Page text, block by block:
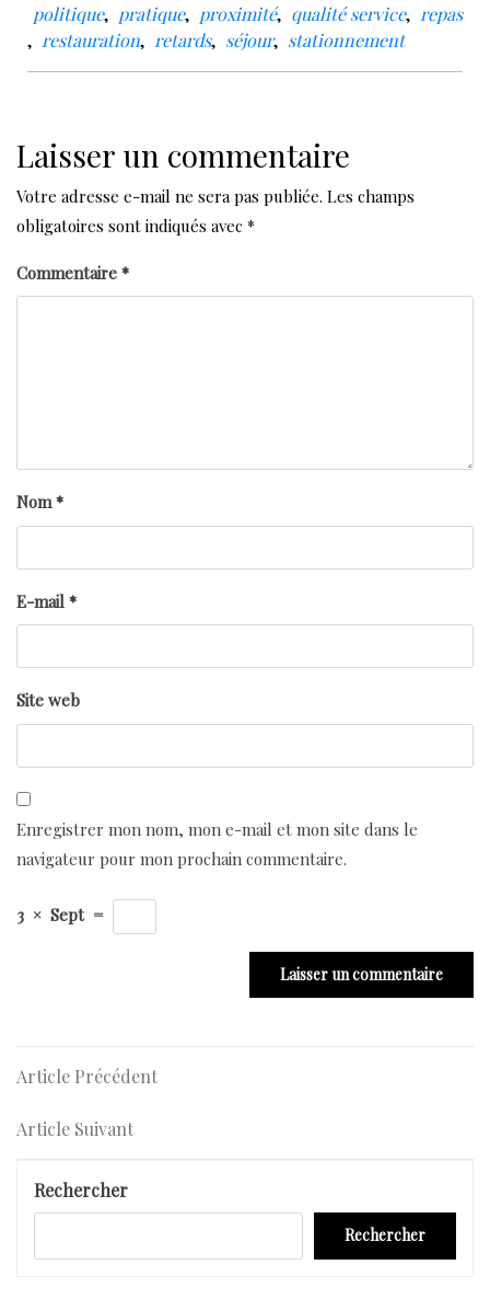
politique, pratique, proximité, qualité service, repas
, restauration, retards, séjour, stationnement
Laisser un commentaire
Votre adresse e-mail ne sera pas publiée. Les champs
obligatoires sont indiqués avec *
Commentaire *
Nom*
E-mail *
Site web
Enregistrer mon nom, mon e-mail et mon site dans le
navigateur pour mon prochain commentaire.
3 × Sept =
Navigation
de
Article
Article Précédent
Article
Article Suivant
Rechercher
Rechercher